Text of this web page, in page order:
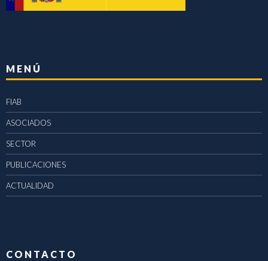
MENÚ
FIAB
ASOCIADOS
SECTOR
PUBLICACIONES
ACTUALIDAD
CONTACTO